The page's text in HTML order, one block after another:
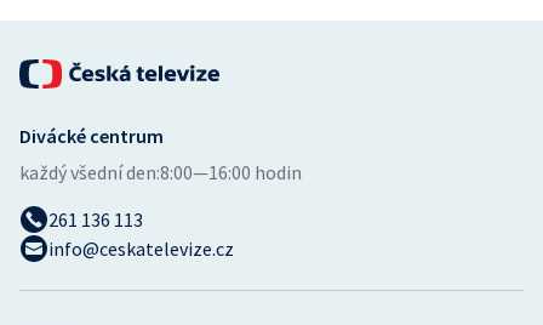
Divácké centrum
každý všední den:8:00—16:00 hodin
261 136 113
info@ceskatelevize.cz